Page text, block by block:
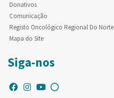
Donativos
Comunicação
Registo Oncológico Regional Do Norte
Mapa do Site
Siga-nos